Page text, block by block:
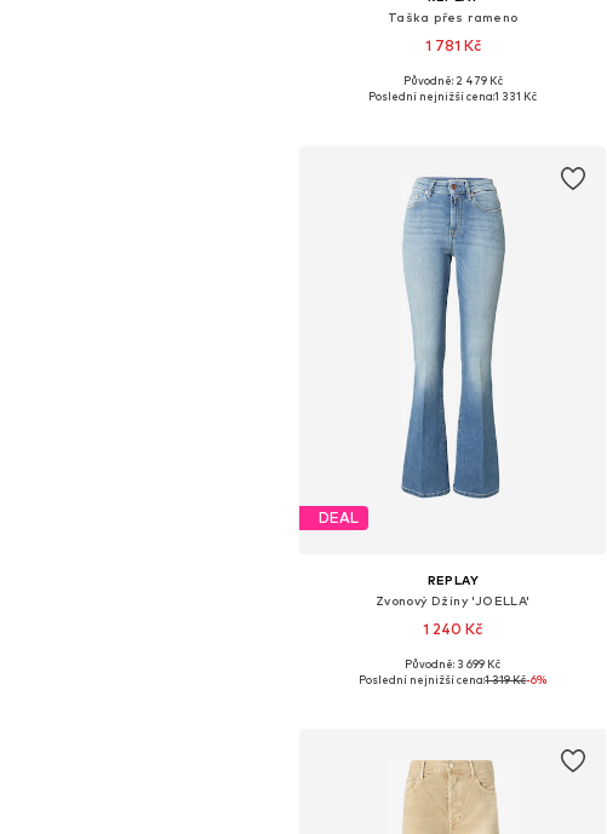
Taška přes rameno
1 781 Kč
Dostupné velikosti: One Size
Původně: 2 479 Kč
Poslední nejnižší cena:1 331 Kč
DEAL
REPLAY
Zvonový Džíny 'JOELLA'
1 240 Kč
Dostupné v mnoha velikostech
Původně: 3 699 Kč
Poslední nejnižší cena:1 319 Kč-6%